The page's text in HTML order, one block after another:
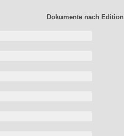
Dokumente nach Edition